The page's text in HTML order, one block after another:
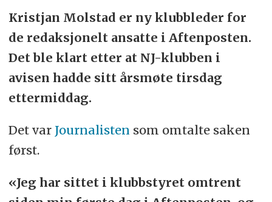
Kristjan Molstad er ny klubbleder for
de redaksjonelt ansatte i Aftenposten.
Det ble klart etter at NJ-klubben i
avisen hadde sitt årsmøte tirsdag
ettermiddag.
Det var Journalisten som omtalte saken
først.
«Jeg har sittet i klubbstyret omtrent